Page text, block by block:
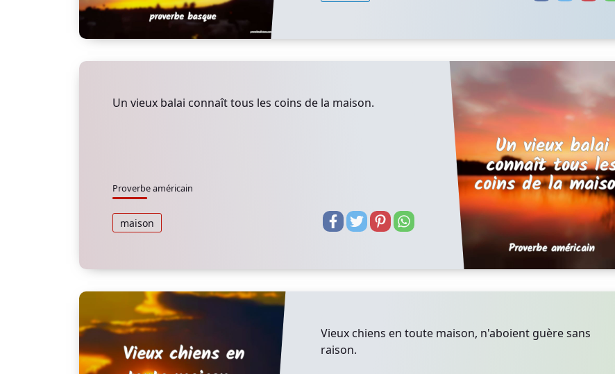
Un vieux balai connaît tous les coins de la maison.
Proverbe américain
maison
Vieux chiens en toute maison, n'aboient guère sans
raison.